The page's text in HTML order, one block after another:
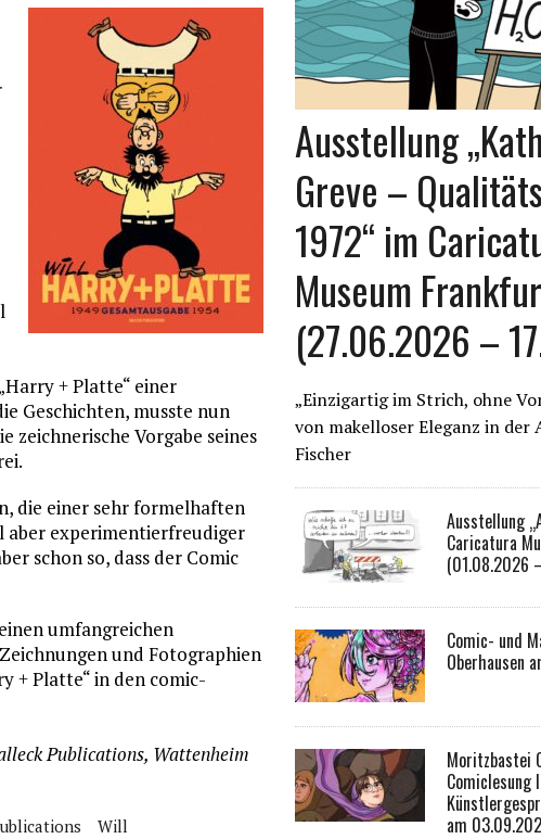
+ Platte“ einer
Geschichten, musste nun
zeichnerische Vorgabe seines
die einer sehr formelhaften
aber experimentierfreudiger
schon so, dass der Comic
umfangreichen
und Fotographien
+ Platte“ in den comic-
Publications, Wattenheim
Will
Ausstellung
Greve –
1972“ im
Museum
(27.06.2026 –
„Einzigartig im Strich, ohne
von makelloser Eleganz in der
Fischer
Ausstellung
Caricatura
(01.08.2026
Comic- und
Oberhausen
Moritzbastei
Comiclesung
am